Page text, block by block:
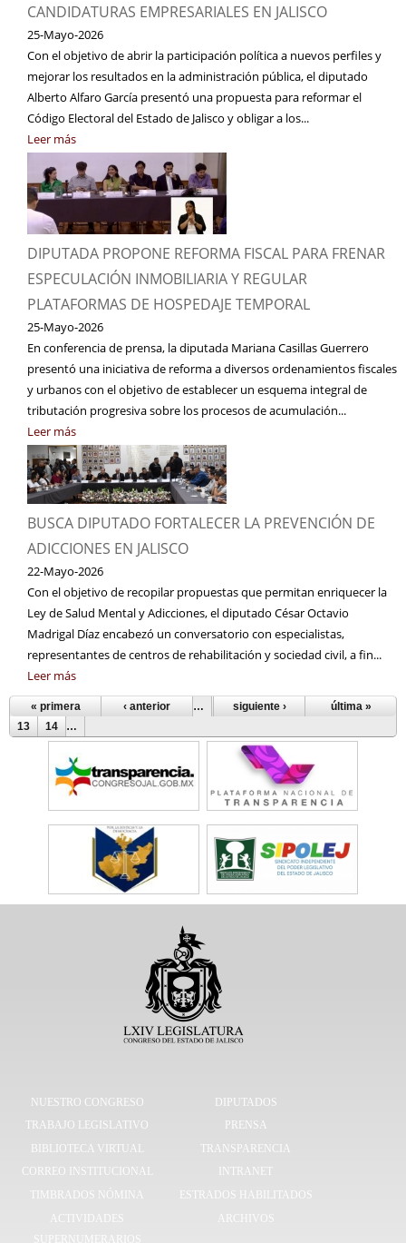
CANDIDATURAS EMPRESARIALES EN JALISCO
25-Mayo-2026
Con el objetivo de abrir la participación política a nuevos perfiles y
mejorar los resultados en la administración pública, el diputado
Alberto Alfaro García presentó una propuesta para reformar el
Código Electoral del Estado de Jalisco y obligar a los...
Leer más
DIPUTADA PROPONE REFORMA FISCAL PARA FRENAR
ESPECULACIÓN INMOBILIARIA Y REGULAR
PLATAFORMAS DE HOSPEDAJE TEMPORAL
25-Mayo-2026
En conferencia de prensa, la diputada Mariana Casillas Guerrero
presentó una iniciativa de reforma a diversos ordenamientos fiscales
y urbanos con el objetivo de establecer un esquema integral de
tributación progresiva sobre los procesos de acumulación...
Leer más
BUSCA DIPUTADO FORTALECER LA PREVENCIÓN DE
ADICCIONES EN JALISCO
22-Mayo-2026
Con el objetivo de recopilar propuestas que permitan enriquecer la
Ley de Salud Mental y Adicciones, el diputado César Octavio
Madrigal Díaz encabezó un conversatorio con especialistas,
representantes de centros de rehabilitación y sociedad civil, a fin...
Leer más
Páginas
« primera ‹ anterior … 7 8 9 11
12
13
14 …
siguiente › última »
NUESTRO CONGRESO
DIPUTADOS
TRABAJO LEGISLATIVO
PRENSA
BIBLIOTECA VIRTUAL
TRANSPARENCIA
CORREO INSTITUCIONAL
INTRANET
TIMBRADOS NÓMINA
ESTRADOS HABILITADOS
ACTIVIDADES
SUPERNUMERARIOS
ARCHIVOS